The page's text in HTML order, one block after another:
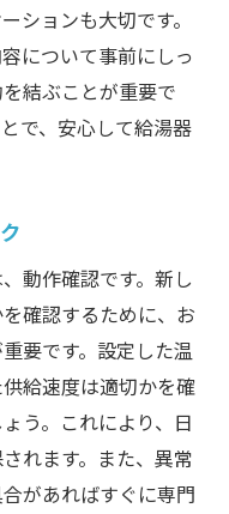
ションも大切です。
について事前にしっ
結ぶことが重要で
で、安心して給湯器
動作確認です。新し
確認するために、お
要です。設定した温
給速度は適切かを確
う。これにより、日
れます。また、異常
があればすぐに専門